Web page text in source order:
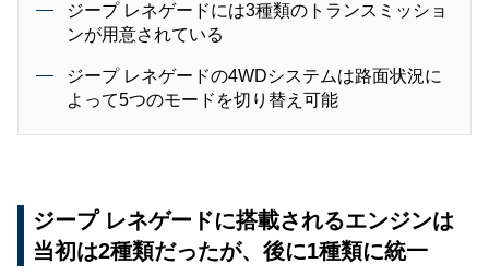
ジープ レネゲードには3種類のトランスミッショ
ンが用意されている
ジープ レネゲードの4WDシステムは路面状況に
よって5つのモードを切り替え可能
ジープ レネゲードに搭載されるエンジンは
当初は2種類だったが、後に1種類に統一